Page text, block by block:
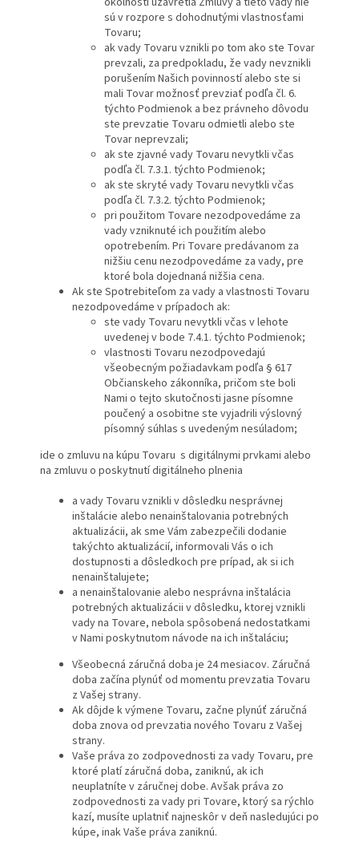
sú v rozpore s dohodnutými vlastnosťami
Tovaru;
ak vady Tovaru vznikli po tom ako ste Tovar
prevzali, za predpokladu, že vady nevznikli
porušením Našich povinností alebo ste si
mali Tovar možnosť prevziať podľa čl. 6.
týchto Podmienok a bez právneho dôvodu
ste prevzatie Tovaru odmietli alebo ste
Tovar neprevzali;
ak ste zjavné vady Tovaru nevytkli včas
podľa čl. 7.3.1. týchto Podmienok;
ak ste skryté vady Tovaru nevytkli včas
podľa čl. 7.3.2. týchto Podmienok;
pri použitom Tovare nezodpovedáme za
vady vzniknuté ich použitím alebo
opotrebením. Pri Tovare predávanom za
nižšiu cenu nezodpovedáme za vady, pre
ktoré bola dojednaná nižšia cena.
Ak ste Spotrebiteľom za vady a vlastnosti Tovaru
nezodpovedáme v prípadoch ak:
ste vady Tovaru nevytkli včas v lehote
uvedenej v bode 7.4.1. týchto Podmienok;
vlastnosti Tovaru nezodpovedajú
všeobecným požiadavkam podľa § 617
Občianskeho zákonníka, pričom ste boli
Nami o tejto skutočnosti jasne písomne
poučený a osobitne ste vyjadrili výslovný
písomný súhlas s uvedeným nesúladom;
ide o zmluvu na kúpu Tovaru s digitálnymi prvkami alebo
na zmluvu o poskytnutí digitálneho plnenia
a vady Tovaru vznikli v dôsledku nesprávnej
inštalácie alebo nenainštalovania potrebných
aktualizácii, ak sme Vám zabezpečili dodanie
takýchto aktualizácií, informovali Vás o ich
dostupnosti a dôsledkoch pre prípad, ak si ich
nenainštalujete;
a nenainštalovanie alebo nesprávna inštalácia
potrebných aktualizácii v dôsledku, ktorej vznikli
vady na Tovare, nebola spôsobená nedostatkami
v Nami poskytnutom návode na ich inštaláciu;
Všeobecná záručná doba je 24 mesiacov. Záručná
doba začína plynúť od momentu prevzatia Tovaru
z Vašej strany.
Ak dôjde k výmene Tovaru, začne plynúť záručná
doba znova od prevzatia nového Tovaru z Vašej
strany.
Vaše práva zo zodpovednosti za vady Tovaru, pre
ktoré platí záručná doba, zaniknú, ak ich
neuplatníte v záručnej dobe. Avšak práva zo
zodpovednosti za vady pri Tovare, ktorý sa rýchlo
kazí, musíte uplatniť najneskôr v deň nasledujúci po
kúpe, inak Vaše práva zaniknú.